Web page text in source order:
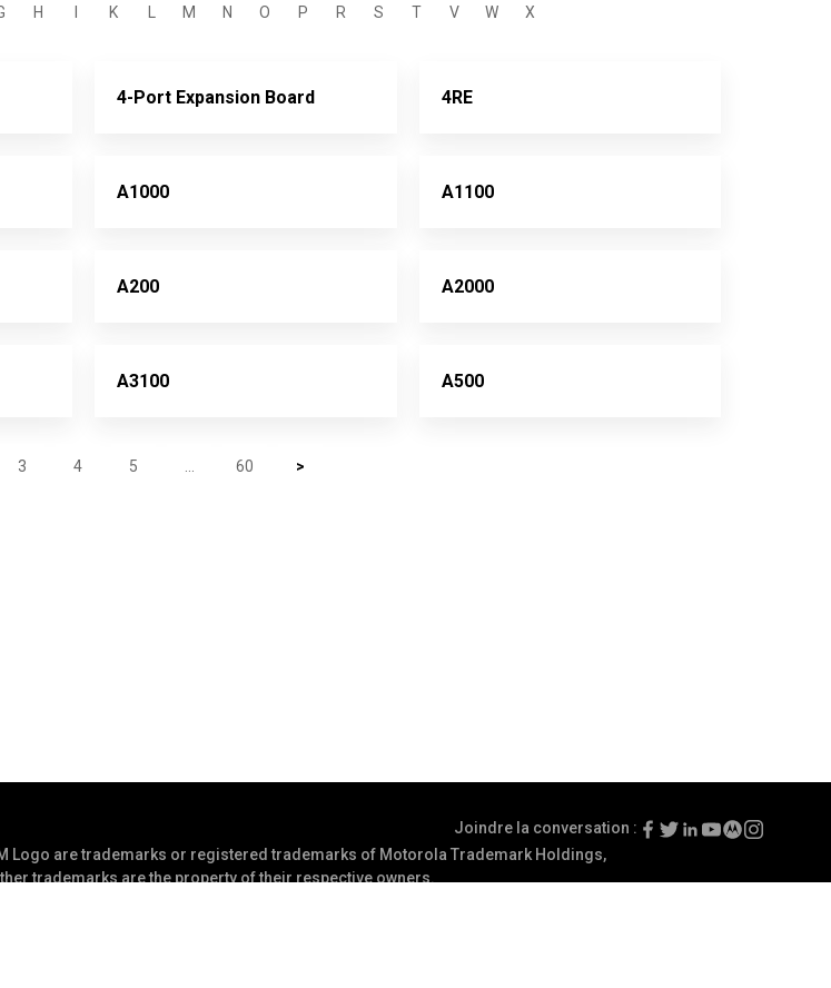
H I K L M N O P R S T V W X
4-Port Expansion Board 4RE
A1000 A1100
A200 A2000
A3100 A500
3 4 5 60 >
Joindre la conversation :
M Logo are trademarks or registered trademarks of Motorola Trademark Holdings,
trademarks are the property of their respective owners.